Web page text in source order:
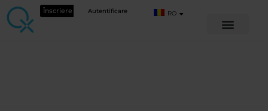
Înscriere Autentificare RO